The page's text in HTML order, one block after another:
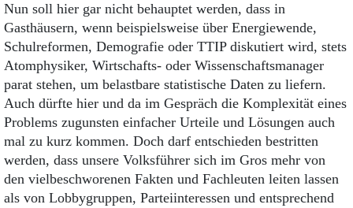
Nun soll hier gar nicht behauptet werden, dass in
Gasthäusern, wenn beispielsweise über Energiewende,
Schulreformen, Demografie oder TTIP diskutiert wird, stets
Atomphysiker, Wirtschafts- oder Wissenschaftsmanager
parat stehen, um belastbare statistische Daten zu liefern.
Auch dürfte hier und da im Gespräch die Komplexität eines
Problems zugunsten einfacher Urteile und Lösungen auch
mal zu kurz kommen. Doch darf entschieden bestritten
werden, dass unsere Volksführer sich im Gros mehr von
den vielbeschworenen Fakten und Fachleuten leiten lassen
als von Lobbygruppen, Parteiinteressen und entsprechend